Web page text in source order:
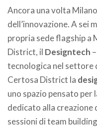
Ancora una volta
dell’innovazione. A sei
propria sede flagship a
District, il Designtech
tecnologica nel settore
Certosa District la
uno spazio pensato per
dedicato alla creazione
sessioni di team